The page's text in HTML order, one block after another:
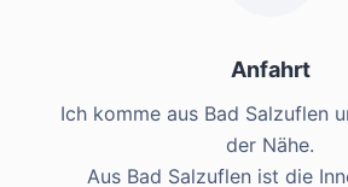
Anfahrt
Ich komme aus Bad Salzuflen
der Nähe.
Aus Bad Salzuflen ist die